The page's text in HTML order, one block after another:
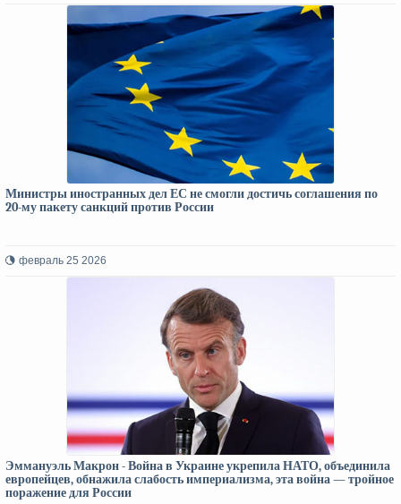
Министры иностранных дел ЕС не смогли достичь соглашения по
20-му пакету санкций против России
февраль 25 2026
Эммануэль Макрон - Война в Украине укрепила НАТО, объединила
европейцев, обнажила слабость империализма, эта война — тройное
поражение для России